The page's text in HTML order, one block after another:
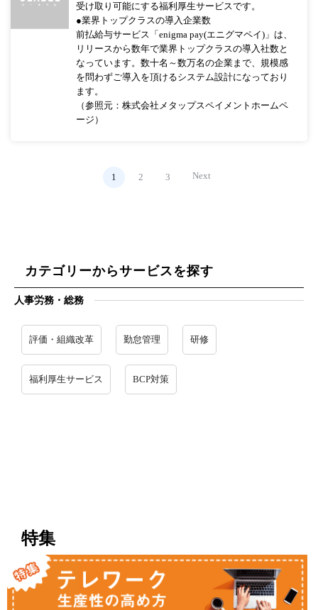
受け取り可能にする福利厚生サービスです。
●業界トップクラスの導入企業数
前払給与サービス「enigma pay(エニグマペイ)」は、
リリースから数年で業界トップクラスの導入社数と
なっています。数十名～数万名の企業まで、規模感
を問わずご導入を頂けるシステム設計になっており
ます。
（参照元：株式会社メタップスペイメントホームペ
ージ）
1 2 3 Next
カテゴリーからサービスを探す
人事労務・総務
評価・組織改革 勤怠管理 研修
福利厚生サービス BCP対策
特集